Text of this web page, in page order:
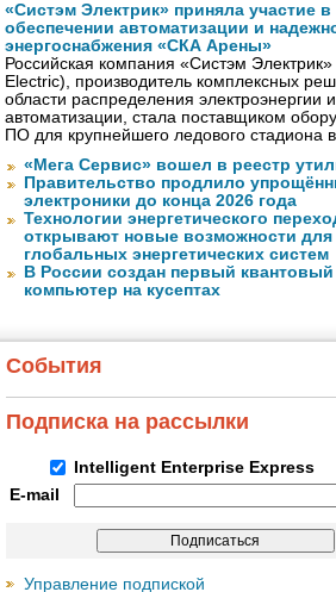
«Систэм Электрик» приняла участие в
обеспечении автоматизации и
энергоснабжения «СКА Арены»
Российская компания «Систэм
Electric), производитель комплексных
области распределения электроэнергии и
автоматизации, стала поставщиком
ПО для крупнейшего ледового стадиона
«Мега Сервис» вошел в реестр
Правительство продлило
электроники до конца 2026 года
Технологии энергетического
открывают новые возможности для
глобальных энергетических систем
В России создан первый квантовый
компьютер на кусептах
События
Подписка на рассылки
Intelligent Enterprise Express
E-mail
Управление подпиской